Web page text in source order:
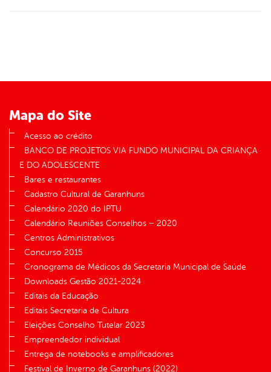
Mapa do Site
Acesso ao crédito
BANCO DE PROJETOS VIA FUNDO MUNICIPAL DA CRIANÇA
E DO ADOLESCENTE
Bares e restaurantes
Cadastro Cultural de Garanhuns
Calendário 2020 do IPTU
Calendário Reuniões Conselhos – 2020
Centros Administrativos
Concurso 2015
Cronograma de Médicos da Secretaria Municipal de Saúde
Downloads Gestão 2021-2024
Editais da Educação
Editais Secretaria de Cultura
Eleições Conselho Tutelar 2023
Empreendedor individual
Entrega de notebooks e amplificadores
Festival de Inverno de Garanhuns (2022)